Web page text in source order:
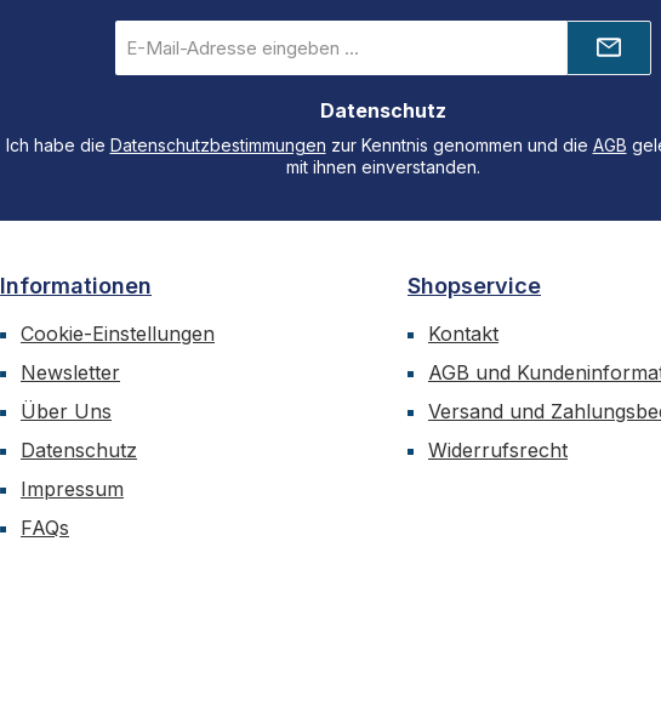
Mail-
Datenschutz
Ich habe die Datenschutzbestimmungen zur Kenntnis genommen und die AGB
mit ihnen einverstanden.
Informationen
Cookie-Einstellungen
Newsletter
Über Uns
Datenschutz
Impressum
FAQs
Shopservice
Kontakt
AGB und
Versand und
Widerrufsrecht